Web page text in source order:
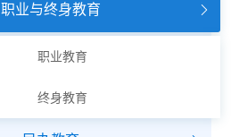
职业与终身教育
职业教育
终身教育